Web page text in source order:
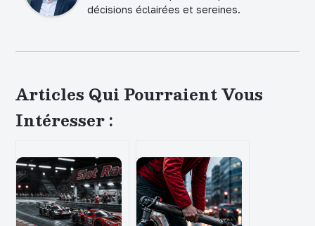
décisions éclairées et sereines.
Articles Qui Pourraient Vous
Intéresser :